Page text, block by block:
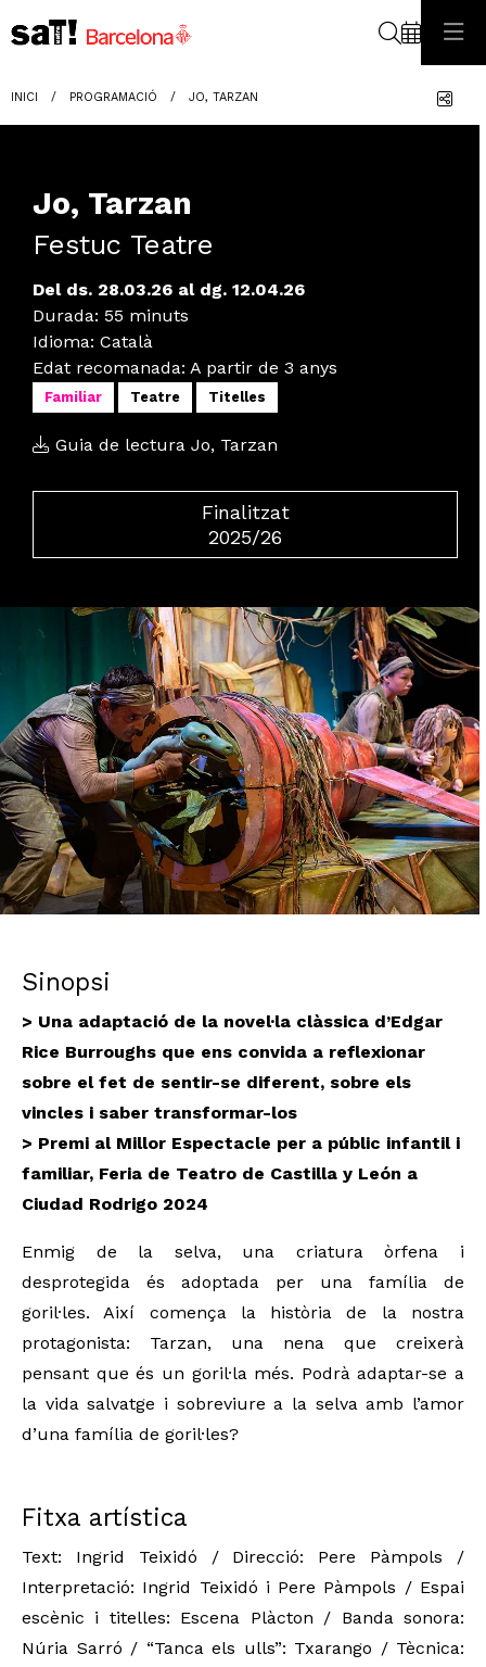
INICI PROGRAMACIÓ JO, TARZAN
Jo, Tarzan
Festuc Teatre
Del ds. 28.03.26 al dg. 12.04.26
Durada: 55 minuts
Idioma: Català
Edat recomanada: A partir de 3 anys
Familiar Teatre Titelles
Guia de lectura Jo, Tarzan
Finalitzat
2025/26
Sinopsi
> Una adaptació de la novel·la clàssica d’Edgar
Rice Burroughs que ens convida a reflexionar
sobre el fet de sentir-se diferent, sobre els
vincles i saber transformar-los
> Premi al Millor Espectacle per a públic infantil i
familiar, Feria de Teatro de Castilla y León a
Ciudad Rodrigo 2024
Enmig de la selva, una criatura òrfena i
desprotegida és adoptada per una família de
goril·les. Així comença la història de la nostra
protagonista: Tarzan, una nena que creixerà
pensant que és un goril·la més. Podrà adaptar-se a
la vida salvatge i sobreviure a la selva amb l’amor
d’una família de goril·les?
Fitxa artística
Text: Ingrid Teixidó / Direcció: Pere Pàmpols /
Interpretació: Ingrid Teixidó i Pere Pàmpols / Espai
escènic i titelles: Escena Plàcton / Banda sonora:
Núria Sarró / “Tanca els ulls”: Txarango / Tècnica: